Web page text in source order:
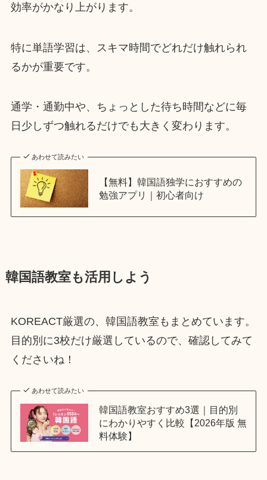
効率がかなり上がります。
特に単語学習は、スキマ時間でどれだけ触れられ
るかが重要です。
通学・通勤中や、ちょっとした待ち時間などに毎
日少しずつ触れるだけでも大きく変わります。
あわせて読みたい
【無料】韓国語独学におすすめの
勉強アプリ｜初心者向け
韓国語教室も活用しよう
KOREACT厳選の、韓国語教室もまとめています。
目的別に3校だけ厳選しているので、確認してみて
くださいね！
あわせて読みたい
韓国語教室おすすめ3選｜目的別
にわかりやすく比較【2026年版 無
料体験】